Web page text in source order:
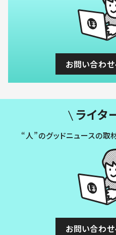
お問い合わ
ライタ
“人”のグッドニュースの取
お問い合わ